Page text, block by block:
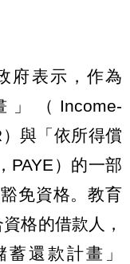
府表示，作為
（Income-
與「依所得償
PAYE）的一部
免資格。教育
格的借款人，
還款計畫」